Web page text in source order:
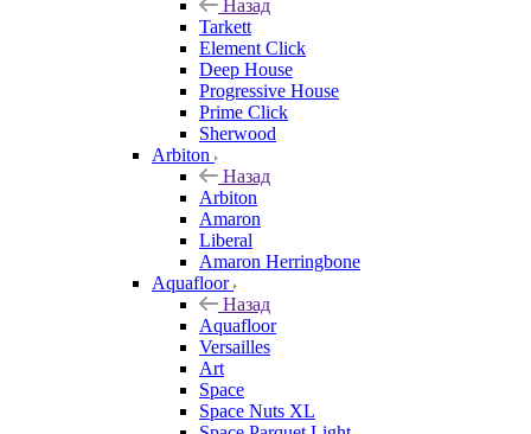
Назад
Tarkett
Element Click
Deep House
Progressive House
Prime Click
Sherwood
Arbiton
Назад
Arbiton
Amaron
Liberal
Amaron Herringbone
Aquafloor
Назад
Aquafloor
Versailles
Art
Space
Space Nuts XL